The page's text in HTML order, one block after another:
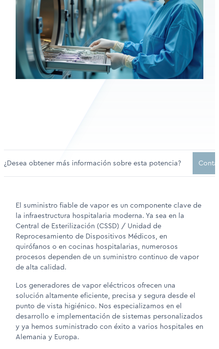
¿Desea obtener más información sobre esta potencia?
El suministro fiable de vapor es un componente clave de
la infraestructura hospitalaria moderna. Ya sea en la
Central de Esterilización (CSSD) / Unidad de
Reprocesamiento de Dispositivos Médicos, en
quirófanos o en cocinas hospitalarias, numerosos
procesos dependen de un suministro continuo de vapor
de alta calidad.
Los generadores de vapor eléctricos ofrecen una
solución altamente eficiente, precisa y segura desde el
punto de vista higiénico. Nos especializamos en el
desarrollo e implementación de sistemas personalizados
y ya hemos suministrado con éxito a varios hospitales en
Alemania y Europa.